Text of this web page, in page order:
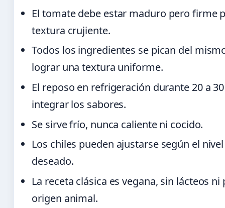
El tomate debe estar maduro pero firme
textura crujiente.
Todos los ingredientes se pican del
lograr una textura uniforme.
El reposo en refrigeración durante 20 a
integrar los sabores.
Se sirve frío, nunca caliente ni cocido.
Los chiles pueden ajustarse según el
deseado.
La receta clásica es vegana, sin lácteos
origen animal.